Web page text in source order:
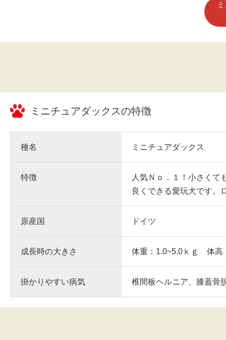
ミニチュアダックスの特徴
種名 ミニチュアダックス
特徴
人気Ｎｏ．１！小さくて
良くできる愛玩犬です。
原産国 ドイツ
成長時の大きさ 体重：1.0~5.0ｋｇ 体高
掛かりやすい病気 椎間板ヘルニア、膝蓋骨